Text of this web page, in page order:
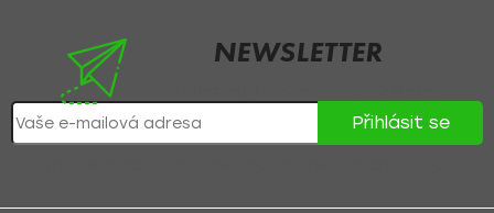
NEWSLETTER
Přihlásit se